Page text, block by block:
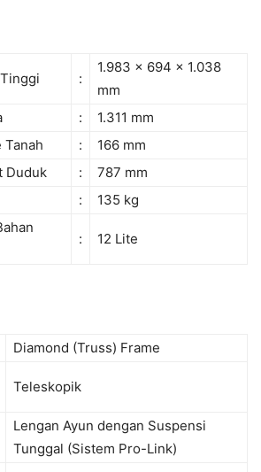
:
1.983 x 694 x 1.038
mm
:
1.311 mm
Tanah
:
166 mm
Duduk
:
787 mm
:
135 kg
: 12 Lite
Diamond (Truss) Frame
Teleskopik
Lengan Ayun dengan Suspensi
Tunggal (Sistem Pro-Link)